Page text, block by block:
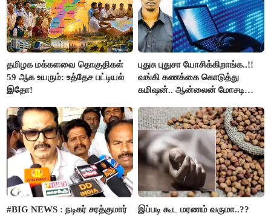
தமிழக மக்களவை தொகுதிகள்
59 ஆக உயரும்: உத்தேச பட்டியல்
இதோ!
புதுசு புதுசா யோசிக்கிறாங்க..!!
வங்கி கணக்கை கொடுத்து
கமிஷன்.. ஆன்லைன் மோசடி
கைது..!!
#BIG NEWS : நடிகர் சரத்குமார்
இப்படி கூட மரணம் வருமா..??